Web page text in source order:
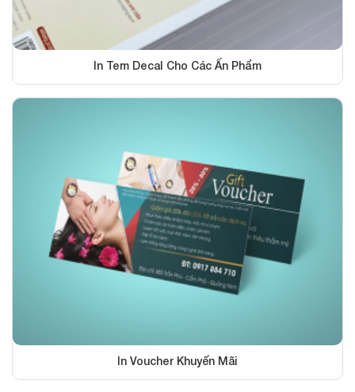
In Tem Decal Cho Các Ấn Phẩm
In Voucher Khuyến Mãi